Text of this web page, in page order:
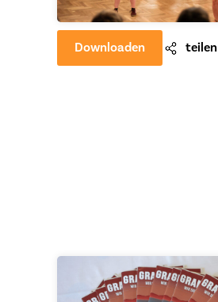
Downloaden teilen